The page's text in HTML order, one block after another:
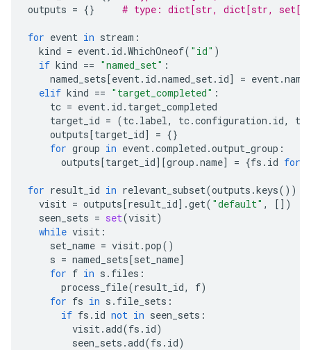
outputs = {} # type: dict[str, dict[str,
for event in stream :
kind = event . id .WhichOneof( "id" )
if kind == "named_set" :
named_sets[event . id .named_set . id] = event .
elif kind == "target_completed" :
tc = event . id . target_completed
target_id = (tc. label , tc.configuration . id, tc
outputs[target_id] = {}
for group in event .completed .output_group :
outputs[target_id][group .name] = {fs . id for
for result_id in relevant_subset(outputs .keys()):
visit = outputs[result_id] .get( "default" ,
[])
seen_sets = set(visit)
while visit :
set_name = visit .pop()
s = named_sets[set_name]
for f in s . files :
process_file(result_id, f)
for fs in s . file_sets :
if fs . id not in seen_sets :
visit .add(fs . id)
seen_sets .add(fs . id)